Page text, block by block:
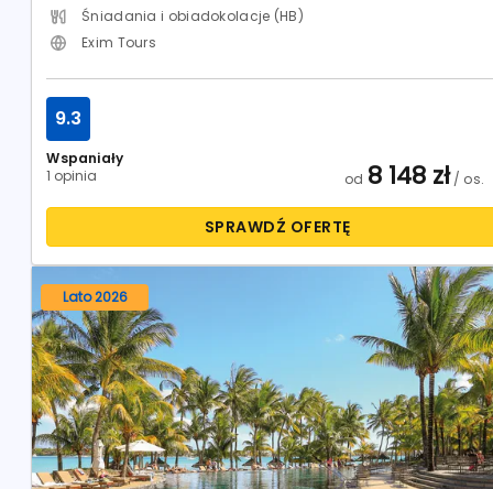
Śniadania i obiadokolacje (HB)
Exim Tours
Wspaniały
1 opinia
9.3
od 8 148 zł/ os.
SPRAWDŹ OFERTĘ
Lato 2026